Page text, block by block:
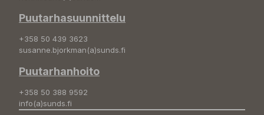
Puutarhasuunnittelu
+358 50 439 3623
susanne.bjorkman(a)sunds.fi
Puutarhanhoito
+358 50 388 9592
info(a)sunds.fi